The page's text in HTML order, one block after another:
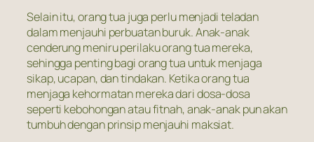
Selain itu, orang tua juga perlu menjadi teladan
dalam menjauhi perbuatan buruk. Anak-anak
cenderung meniru perilaku orang tua mereka,
sehingga penting bagi orang tua untuk menjaga
sikap, ucapan, dan tindakan. Ketika orang tua
menjaga kehormatan mereka dari dosa-dosa
seperti kebohongan atau fitnah, anak-anak pun akan
tumbuh dengan prinsip menjauhi maksiat.